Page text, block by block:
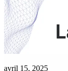
avril 15, 2025